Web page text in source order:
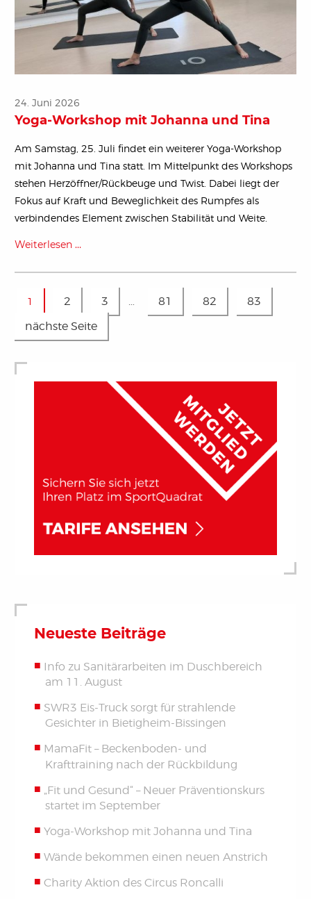
24. Juni 2026
Yoga-Workshop mit Johanna und Tina
Am Samstag, 25. Juli findet ein weiterer Yoga-Workshop
mit Johanna und Tina statt. Im Mittelpunkt des Workshops
stehen Herzöffner/Rückbeuge und Twist. Dabei liegt der
Fokus auf Kraft und Beweglichkeit des Rumpfes als
verbindendes Element zwischen Stabilität und Weite.
Weiterlesen …
1 2 3 … 81 82
83
nächste Seite
Neueste Beiträge
Info zu Sanitärarbeiten im Duschbereich
am 11. August
SWR3 Eis-Truck sorgt für strahlende
Gesichter in Bietigheim-Bissingen
MamaFit – Beckenboden- und
Krafttraining nach der Rückbildung
„Fit und Gesund“ – Neuer Präventionskurs
startet im September
Yoga-Workshop mit Johanna und Tina
Wände bekommen einen neuen Anstrich
Charity Aktion des Circus Roncalli